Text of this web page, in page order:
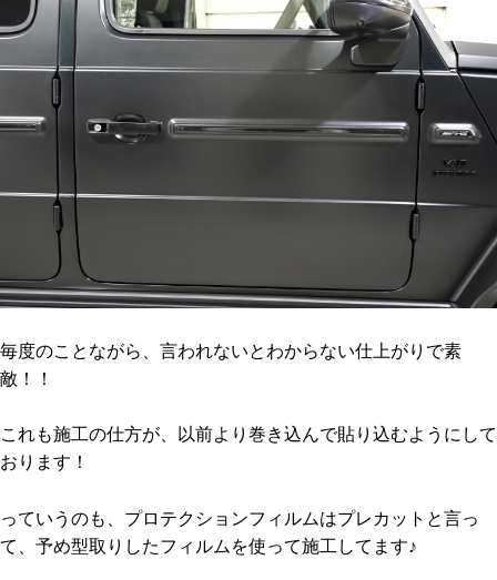
毎度のことながら、言われないとわからない仕上がりで素
敵！！
これも施工の仕方が、以前より巻き込んで貼り込むようにして
おります！
っていうのも、プロテクションフィルムはプレカットと言っ
て、予め型取りしたフィルムを使って施工してます♪